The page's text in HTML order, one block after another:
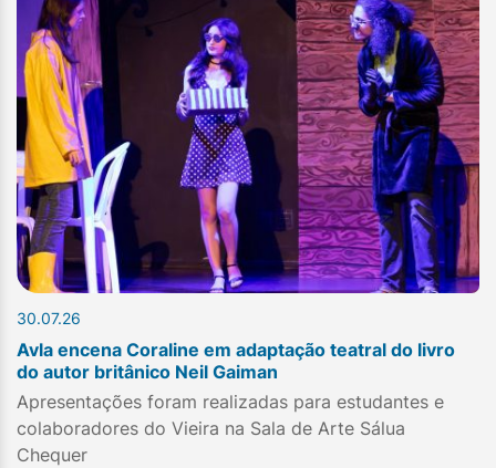
30.07.26
Avla encena Coraline em adaptação teatral do livro
do autor britânico Neil Gaiman
Apresentações foram realizadas para estudantes e
colaboradores do Vieira na Sala de Arte Sálua
Chequer